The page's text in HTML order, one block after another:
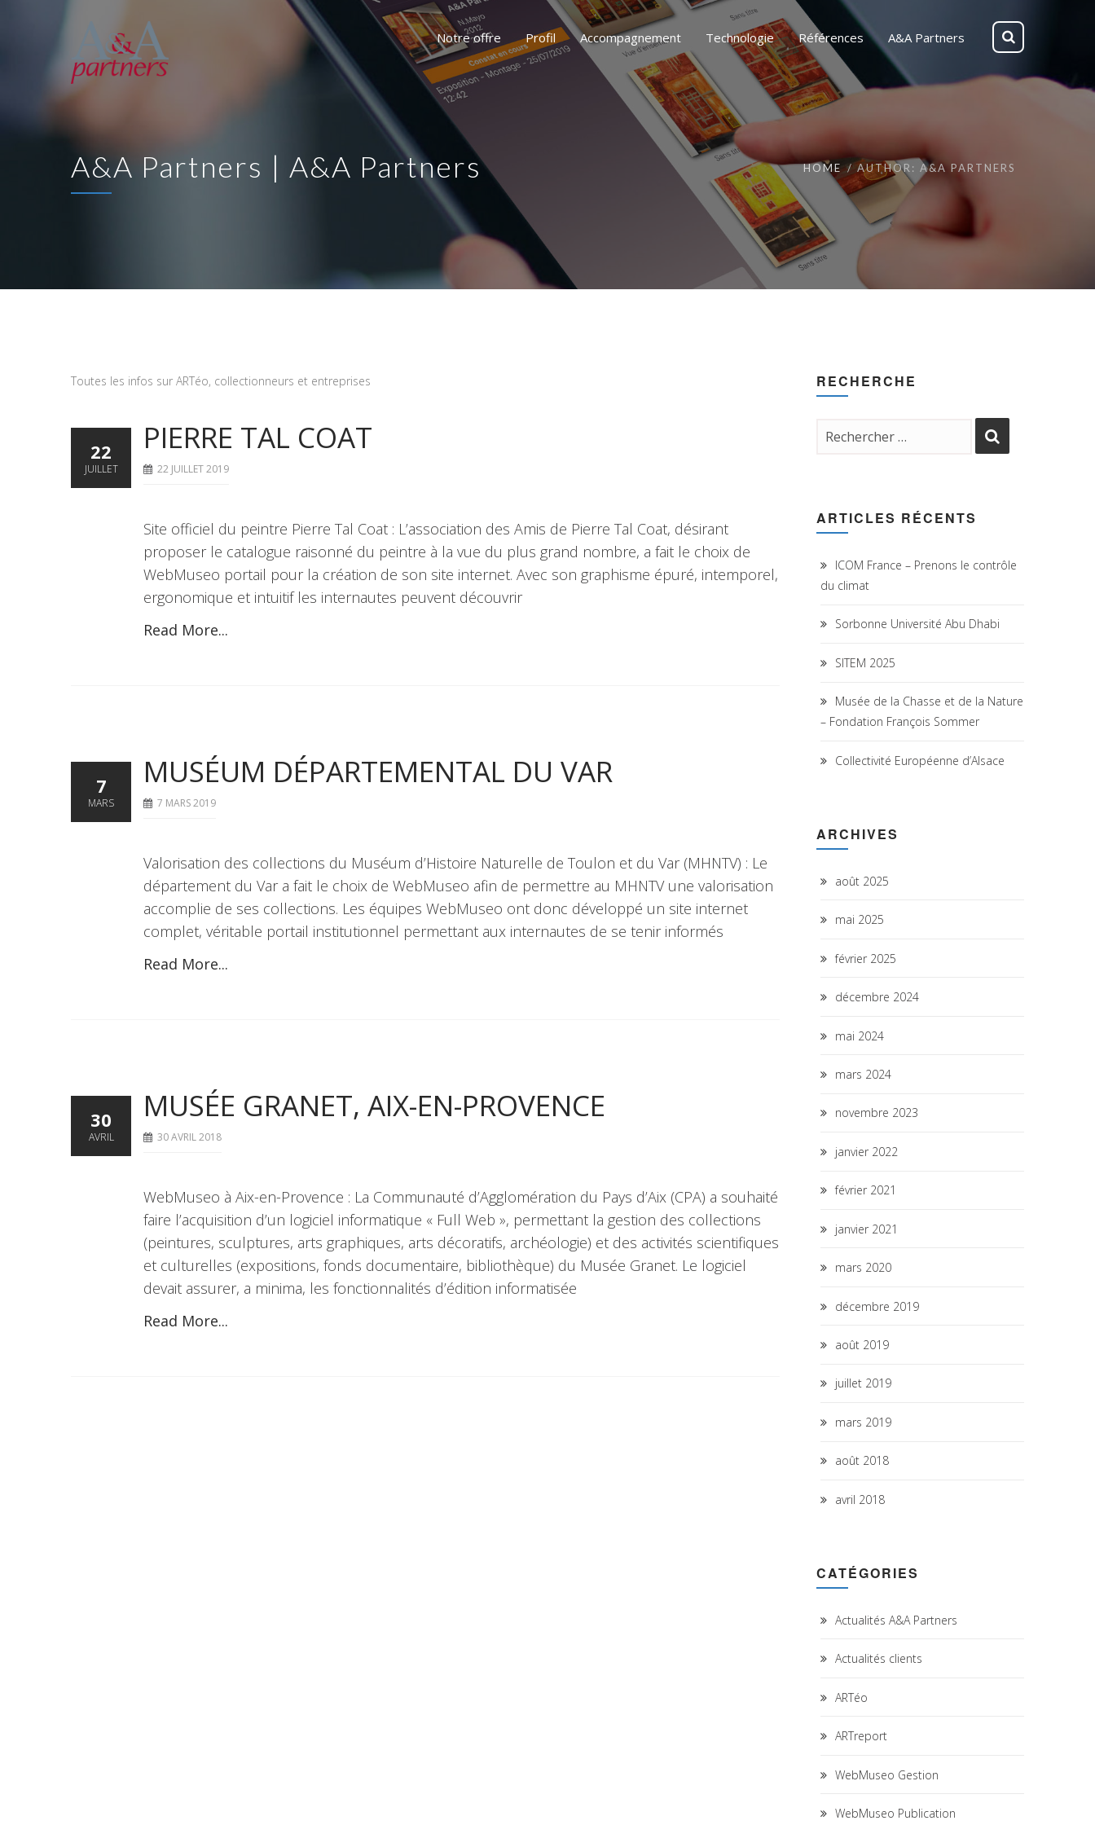
Notre offre Profil Accompagnement Technologie Références A&A Partners
A&A Partners | A&A Partners HOME AUTHOR: A&A PARTNERS
Toutes les infos sur ARTéo, collectionneurs et entreprises
PIERRE TAL COAT
22 JUILLET 2019
Site officiel du peintre Pierre Tal Coat : L’association des Amis de Pierre Tal Coat, désirant
proposer le catalogue raisonné du peintre à la vue du plus grand nombre, a fait le choix de
WebMuseo portail pour la création de son site internet. Avec son graphisme épuré, intemporel,
ergonomique et intuitif les internautes peuvent découvrir
Read More...
22
JUILLET
MUSÉUM DÉPARTEMENTAL DU VAR
7 MARS 2019
Valorisation des collections du Muséum d’Histoire Naturelle de Toulon et du Var (MHNTV) : Le
département du Var a fait le choix de WebMuseo afin de permettre au MHNTV une valorisation
accomplie de ses collections. Les équipes WebMuseo ont donc développé un site internet
complet, véritable portail institutionnel permettant aux internautes de se tenir informés
Read More...
7
MARS
MUSÉE GRANET, AIX-EN-PROVENCE
30 AVRIL 2018
WebMuseo à Aix-en-Provence : La Communauté d’Agglomération du Pays d’Aix (CPA) a souhaité
faire l’acquisition d’un logiciel informatique « Full Web », permettant la gestion des collections
(peintures, sculptures, arts graphiques, arts décoratifs, archéologie) et des activités scientifiques
et culturelles (expositions, fonds documentaire, bibliothèque) du Musée Granet. Le logiciel
devait assurer, a minima, les fonctionnalités d’édition informatisée
Read More...
30
AVRIL
RECHERCHE
ARTICLES RÉCENTS
ICOM France – Prenons le contrôle
du climat
Sorbonne Université Abu Dhabi
SITEM 2025
Musée de la Chasse et de la Nature
– Fondation François Sommer
Collectivité Européenne d’Alsace
ARCHIVES
août 2025
mai 2025
février 2025
décembre 2024
mai 2024
mars 2024
novembre 2023
janvier 2022
février 2021
janvier 2021
mars 2020
décembre 2019
août 2019
juillet 2019
mars 2019
août 2018
avril 2018
CATÉGORIES
Actualités A&A Partners
Actualités clients
ARTéo
ARTreport
WebMuseo Gestion
WebMuseo Publication